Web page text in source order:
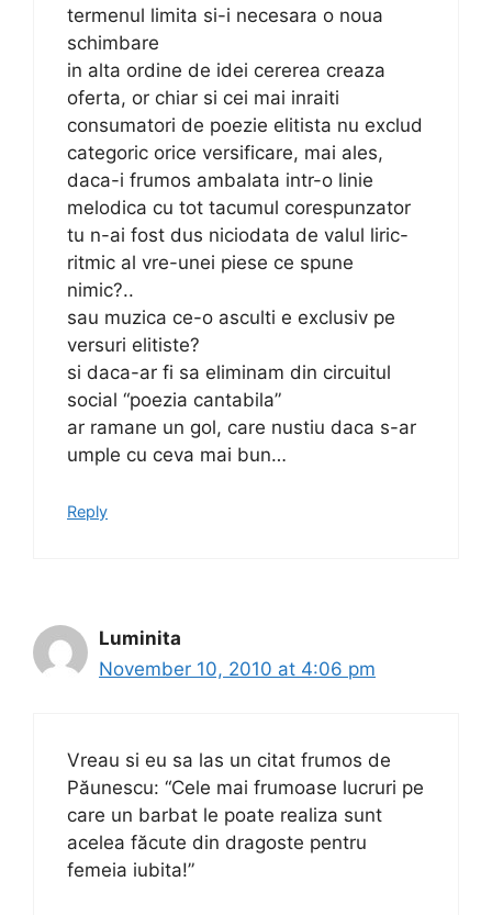
termenul limita si-i necesara o noua
schimbare
in alta ordine de idei cererea creaza
oferta, or chiar si cei mai inraiti
consumatori de poezie elitista nu exclud
categoric orice versificare, mai ales,
daca-i frumos ambalata intr-o linie
melodica cu tot tacumul corespunzator
tu n-ai fost dus niciodata de valul liric-
ritmic al vre-unei piese ce spune
nimic?..
sau muzica ce-o asculti e exclusiv pe
versuri elitiste?
si daca-ar fi sa eliminam din circuitul
social “poezia cantabila”
ar ramane un gol, care nustiu daca s-ar
umple cu ceva mai bun…
Reply
Luminita
November 10, 2010 at 4:06 pm
Vreau si eu sa las un citat frumos de
Păunescu: “Cele mai frumoase lucruri pe
care un barbat le poate realiza sunt
acelea făcute din dragoste pentru
femeia iubita!”